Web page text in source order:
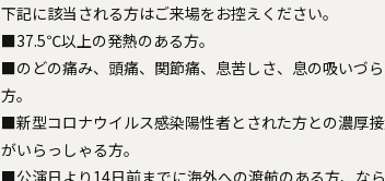
下記に該当される方はご来場をお控えください。
■37.5℃以上の発熱のある方。
■のどの痛み、頭痛、関節痛、息苦しさ、息の吸いづ
方。
■新型コロナウイルス感染陽性者とされた方との濃厚
がいらっしゃる方。
■公演日より14日前までに海外への渡航のある方、な